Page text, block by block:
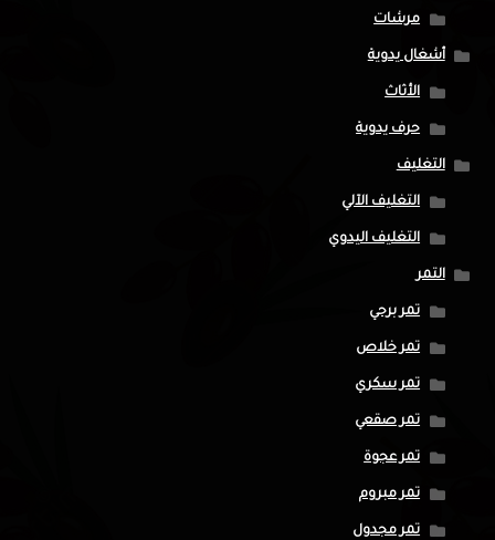
مرشات
أشغال يدوية
الأثاث
حرف يدوية
التغليف
التغليف الآلي
التغليف اليدوي
التمر
تمر برحي
تمر خلاص
تمر سكري
تمر صقعي
تمر عجوة
تمر مبروم
تمر مجدول